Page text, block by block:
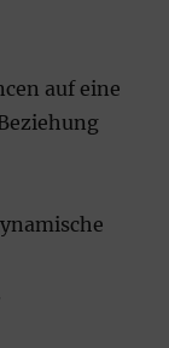
auf eine